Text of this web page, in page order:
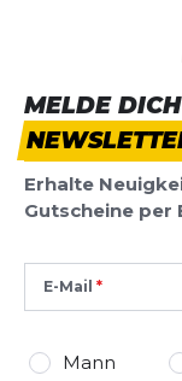
Dieses Formular ist
Google.
MELDE
Erhalte
Gutscheine per
E-Mail
Mann